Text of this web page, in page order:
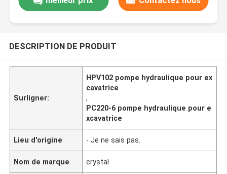
DESCRIPTION DE PRODUIT
Surligner:
HPV102 pompe hydraulique pour ex
cavatrice
,
PC220-6 pompe hydraulique pour e
xcavatrice
Lieu d'origine - Je ne sais pas.
Nom de marque crystal